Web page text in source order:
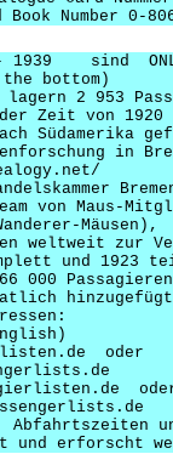
Number 0-
- 1939 sind
bottom)
lagern 2 953
der Zeit von 1920
Südamerika
in
von Maus-
Mäusen),
weltweit zur
und 1923
000
oder
Abfahrtszeiten
und erforscht